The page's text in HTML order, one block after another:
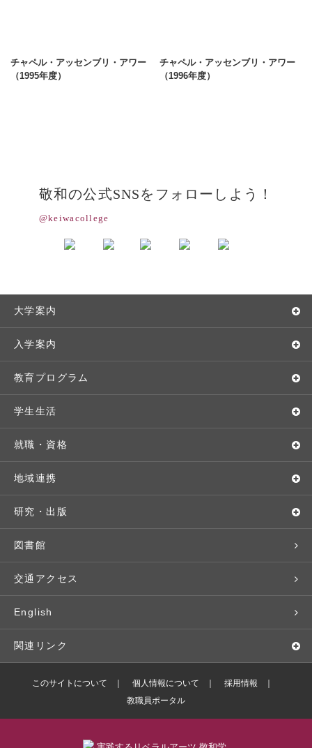
チャペル・アッセンブリ・アワー
（1995年度）
チャペル・アッセンブリ・アワー
（1996年度）
敬和の公式SNSをフォローしよう！
@keiwacollege
大学案内
敬和学園大学とは
学長メッセージ
教育理念・方針・取り組み
キャンパス・施設設備
交通アクセス
基本情報・情報公開
広報・公聴
入学案内
入学者選抜
オープンキャンパス
Webオープンキャンパス
個別相談（来学・オンライン）
特待生（入学者向け）
パンフレット・資料請求
入学予定者の皆さま
教育プログラム
学部・学科
地域実践
留学プログラム
語学プログラム
教職課程
教員紹介
学修支援の体制
学生生活
キャンパスライフ
年間スケジュール
クラブ・サークル
大学周辺マップ
学生寮
学生支援制度
奨学金・特待生（在学生向け）
就職・資格
就職・進路サポート
資格取得
公務員試験対策
就職実績
社会で活躍する卒業生
地域連携
地域との連携
生涯学習
科目等履修生
社会人・シニア入学
施設・設備の貸し出し
研究・出版
研究者・研究分野
人文社会科学研究所
情報メディア研究所
研究論文
出版物
図書館
交通アクセス
English
関連リンク
バドミントン部ブログ
このサイトについて 個人情報について
採用情報
教職員ポータル